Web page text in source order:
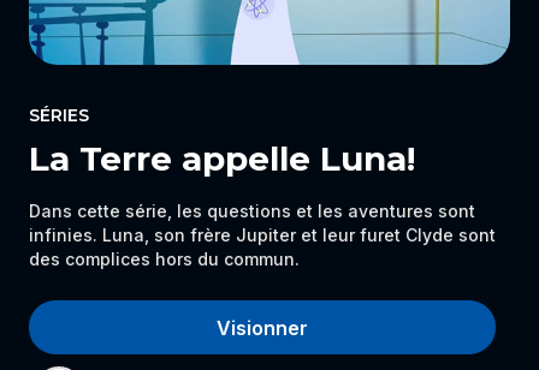
SÉRIES
La Terre appelle Luna!
Dans cette série, les questions et les aventures sont
infinies. Luna, son frère Jupiter et leur furet Clyde sont
des complices hors du commun.
Visionner